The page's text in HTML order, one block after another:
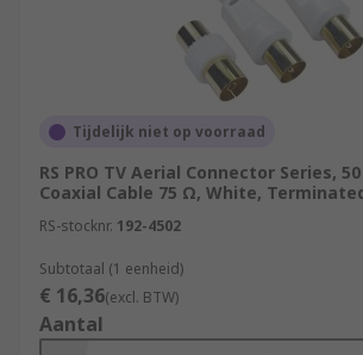
Tijdelijk niet op voorraad
RS PRO TV Aerial Connector Series,
Coaxial Cable 75 Ω, White,
RS-stocknr. 192-4502
Subtotaal (1 eenheid)
€ 16,36(excl. BTW)
Aantal